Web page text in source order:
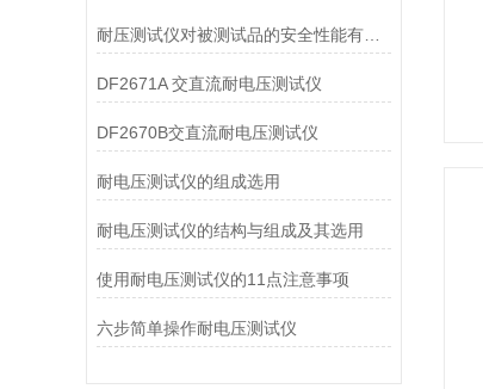
耐压测试仪对被测试品的安全性能有着重要的意义
DF2671A 交直流耐电压测试仪
DF2670B交直流耐电压测试仪
耐电压测试仪的组成选用
耐电压测试仪的结构与组成及其选用
使用耐电压测试仪的11点注意事项
六步简单操作耐电压测试仪